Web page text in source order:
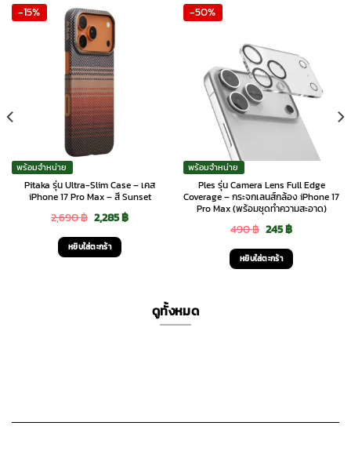
-15%
พร้อมจำหน่าย
Pitaka รุ่น Ultra-Slim Case – เคส
iPhone 17 Pro Max – สี Sunset
2,690฿ Original
price
was:
2,285฿Current
หยิบใส่ตะกร้า
-50%
พร้อมจำหน่าย
Ples รุ่น Camera Lens Full Edge
Coverage – กระจกเลนส์กล้อง iPhone 17
Pro Max (พร้อมชุดทำความสะอาด)
490฿ Original
price
was:
245฿Current
price
is:
หยิบใส่ตะกร้า
ดูทั้งหมด